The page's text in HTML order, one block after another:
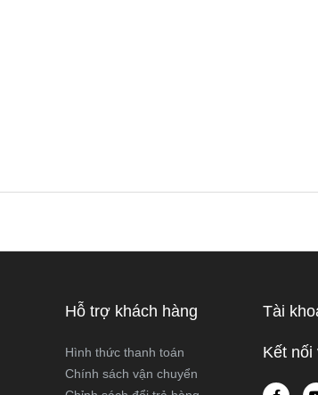
Hỗ trợ khách hàng
Hình thức thanh toán
Chính sách vận chuyển
Tài
Kết nối